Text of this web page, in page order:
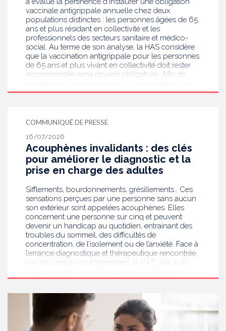
vaccinale antigrippale annuelle chez deux
populations distinctes : les personnes âgées de 65
ans et plus résidant en collectivité et les
professionnels des secteurs sanitaire et médico-
social. Au terme de son analyse, la HAS considère
que la vaccination antigrippale pour les personnes
de 65 ans et plus vivant en collectivité doit rester
recommandée sans devenir obligatoire. Afin de
recommande en revanche la mise en place d’une
pour les autres professionnels travaillant dans les
établissements de santé ou dans les
établissements médicaux sociaux hébergeant des
personnes âgées, en contact avec des personnes à
risque de grippe sévère, avec un déploiement
prioritaire en Ehpad et en USLD.
COMMUNIQUÉ DE PRESSE
16/07/2026
Acouphènes invalidants : des clés
pour améliorer le diagnostic et la
prise en charge des adultes
Sifflements, bourdonnements, grésillements… Ces
sensations perçues par une personne sans aucun
son extérieur sont appelées acouphènes. Elles
concernent une personne sur cinq et peuvent
devenir un handicap au quotidien, entrainant des
troubles du sommeil, des difficultés de
concentration, de l’isolement ou de l’anxiété. Face à
l’errance diagnostique et thérapeutique rencontrée
par les personnes concernées, la HAS s’est auto-
bonnes pratiques pour améliorer le diagnostic et
acouphènes chroniques invalidants . Elle publie
aujourd’hui ses travaux, destinés aux
professionnels de santé [1] impliqués dans le suivi
de ces patients.